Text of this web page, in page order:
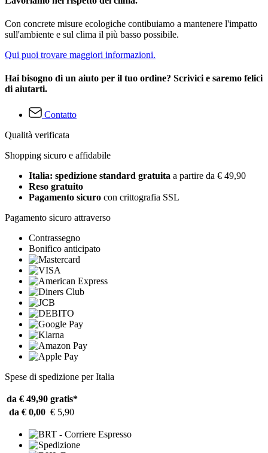
Con concrete misure ecologiche contibuiamo a mantenere l'impatto
sull'ambiente e sul clima il più basso possibile.
Qui puoi trovare maggiori informazioni.
Hai bisogno di un aiuto per il tuo ordine? Scrivici e saremo felici
di aiutarti.
Contatto
Qualità verificata
Shopping sicuro e affidabile
Italia: spedizione standard gratuita a partire da € 49,90
Reso gratuito
Pagamento sicuro con crittografia SSL
Pagamento sicuro attraverso
Contrassegno
Bonifico anticipato
Spese di spedizione per Italia
da € 49,90 gratis*
da € 0,00 € 5,90